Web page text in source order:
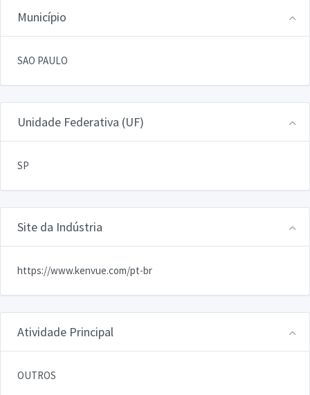
Município
SAO PAULO
Unidade Federativa (UF)
SP
Site da Indústria
https://www.kenvue.com/pt-br
Atividade Principal
OUTROS